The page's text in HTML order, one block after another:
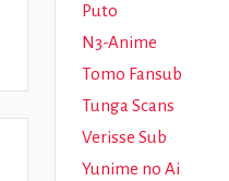
Puto
N3-Anime
Tomo Fansub
Tunga Scans
Verisse Sub
Yunime no Ai